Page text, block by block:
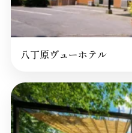
八丁原ヴューホテル